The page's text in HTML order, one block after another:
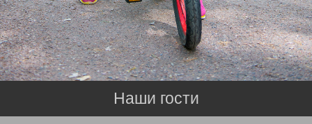
Наши гости